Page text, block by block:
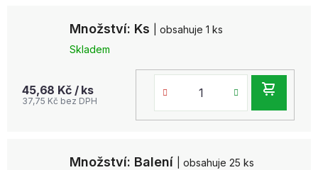
Množství: Ks
| obsahuje 1 ks
Skladem
45,68 Kč / ks
37,75 Kč bez DPH
Množství: Balení
| obsahuje 25 ks